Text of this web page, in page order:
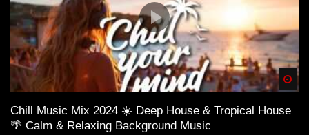
Chill Music Mix 2024 ☀️ Deep House & Tropical House
🌴 Calm & Relaxing Background Music